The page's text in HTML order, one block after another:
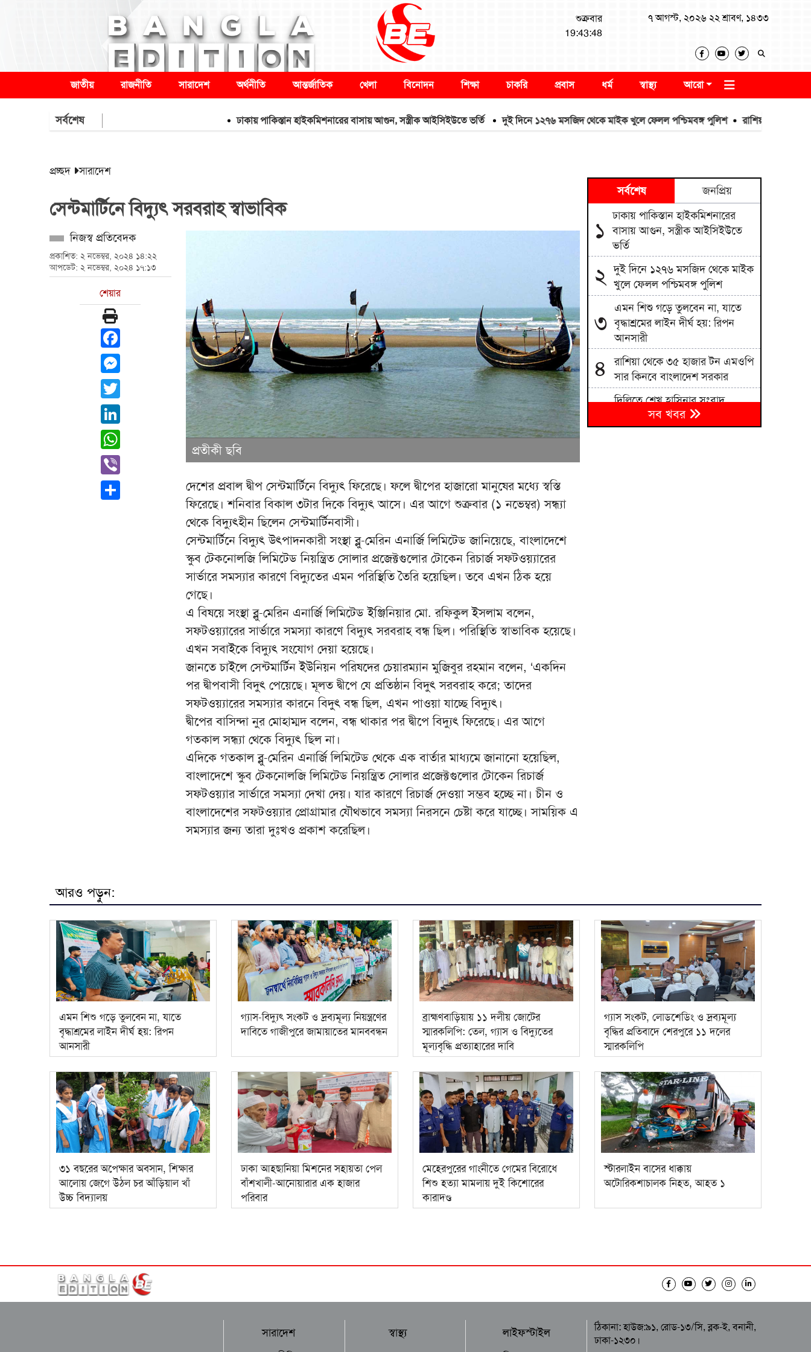
শুক্রবার
19:43:49
৭ আগস্ট, ২০২৬ ২২ শ্রাবণ, ১৪৩৩
জাতীয় রাজনীতি সারাদেশ অর্থনীতি আন্তর্জাতিক খেলা বিনোদন শিক্ষা চাকরি প্রবাস ধর্ম স্বাস্থ্য আরো
সর্বশেষ ঢাকায় পাকিস্তান হাইকমিশনারের বাসায় আগুন, সস্ত্রীক আইসিইউতে ভর্তি দুই দিনে ১২৭৬ মসজিদ থেকে মাইক খুলে ফেলল পশ্চিমবঙ্গ পুলিশ রাশিয়া থেকে ৩৫ হাজার
প্রচ্ছদ সারাদেশ
সেন্টমার্টিনে বিদ্যুৎ সরবরাহ স্বাভাবিক
নিজস্ব প্রতিবেদক
প্রকাশিত: ২ নভেম্বর, ২০২৪ ১৪:২২
আপডেট: ২ নভেম্বর, ২০২৪ ১৭:১৩
শেয়ার
Facebook
Messenger
Twitter
LinkedIn
WhatsApp
Viber
Share
প্রতীকী ছবি
দেশের প্রবাল দ্বীপ সেন্টমার্টিনে বিদ্যুৎ ফিরেছে। ফলে দ্বীপের হাজারো মানুষের মধ্যে স্বস্তি
ফিরেছে। শনিবার বিকাল ৩টার দিকে বিদ্যুৎ আসে। এর আগে শুক্রবার (১ নভেম্বর) সন্ধ্যা
থেকে বিদ্যুৎহীন ছিলেন সেন্টমার্টিনবাসী।
সেন্টমার্টিনে বিদ্যুৎ উৎপাদনকারী সংস্থা ব্লু-মেরিন এনার্জি লিমিটেড জানিয়েছে, বাংলাদেশে
স্কুব টেকনোলজি লিমিটেড নিয়ন্ত্রিত সোলার প্রজেক্টগুলোর টোকেন রিচার্জ সফটওয়্যারের
সার্ভারে সমস্যার কারণে বিদ্যুতের এমন পরিস্থিতি তৈরি হয়েছিল। তবে এখন ঠিক হয়ে
গেছে।
এ বিষয়ে সংস্থা ব্লু-মেরিন এনার্জি লিমিটেড ইঞ্জিনিয়ার মো. রফিকুল ইসলাম বলেন,
সফটওয়্যারের সার্ভারে সমস্যা কারণে বিদ্যুৎ সরবরাহ বন্ধ ছিল। পরিস্থিতি স্বাভাবিক হয়েছে।
এখন সবাইকে বিদ্যুৎ সংযোগ দেয়া হয়েছে।
জানতে চাইলে সেন্টমার্টিন ইউনিয়ন পরিষদের চেয়ারম্যান মুজিবুর রহমান বলেন, ‘একদিন
পর দ্বীপবাসী বিদুৎ পেয়েছে। মূলত দ্বীপে যে প্রতিষ্ঠান বিদুৎ সরবরাহ করে; তাদের
সফটওয়্যারের সমস্যার কারনে বিদুৎ বন্ধ ছিল, এখন পাওয়া যাচ্ছে বিদ্যুৎ।
দ্বীপের বাসিন্দা নুর মোহাম্মদ বলেন, বন্ধ থাকার পর দ্বীপে বিদ্যুৎ ফিরেছে। এর আগে
গতকাল সন্ধ্যা থেকে বিদ্যুৎ ছিল না।
এদিকে গতকাল ব্লু-মেরিন এনার্জি লিমিটেড থেকে এক বার্তার মাধ্যমে জানানো হয়েছিল,
বাংলাদেশে স্কুব টেকনোলজি লিমিটেড নিয়ন্ত্রিত সোলার প্রজেক্টগুলোর টোকেন রিচার্জ
সফটওয়্যার সার্ভারে সমস্যা দেখা দেয়। যার কারণে রিচার্জ দেওয়া সম্ভব হচ্ছে না। চীন ও
বাংলাদেশের সফটওয়্যার প্রোগ্রামার যৌথভাবে সমস্যা নিরসনে চেষ্টা করে যাচ্ছে। সাময়িক এ
সমস্যার জন্য তারা দুঃখও প্রকাশ করেছিল।
সর্বশেষ জনপ্রিয়
১
ঢাকায় পাকিস্তান হাইকমিশনারের
বাসায় আগুন, সস্ত্রীক আইসিইউতে
ভর্তি
২ দুই দিনে ১২৭৬ মসজিদ থেকে মাইক
খুলে ফেলল পশ্চিমবঙ্গ পুলিশ
৩
এমন শিশু গড়ে তুলবেন না, যাতে
বৃদ্ধাশ্রমের লাইন দীর্ঘ হয়: রিপন
আনসারী
৪
রাশিয়া থেকে ৩৫ হাজার টন এমওপি
সার কিনবে বাংলাদেশ সরকার
দিল্লিতে শেখ হাসিনার সংবাদ
সম্মেলন দেশের সার্বভৌমত্বের প্রতি
হুমকি: এনসিপি
সব খবর
আরও পড়ুন:
এমন শিশু গড়ে তুলবেন না, যাতে
বৃদ্ধাশ্রমের লাইন দীর্ঘ হয়: রিপন
আনসারী
গ্যাস-বিদ্যুৎ সংকট ও দ্রব্যমূল্য নিয়ন্ত্রণের
দাবিতে গাজীপুরে জামায়াতের মানববন্ধন
ব্রাহ্মণবাড়িয়ায় ১১ দলীয় জোটের
স্মারকলিপি: তেল, গ্যাস ও বিদ্যুতের
মূল্যবৃদ্ধি প্রত্যাহারের দাবি
গ্যাস সংকট, লোডশেডিং ও দ্রব্যমূল্য
বৃদ্ধির প্রতিবাদে শেরপুরে ১১ দলের
স্মারকলিপি
৩১ বছরের অপেক্ষার অবসান, শিক্ষার
আলোয় জেগে উঠল চর আঁড়িয়াল খাঁ
উচ্চ বিদ্যালয়
ঢাকা আহ্ছানিয়া মিশনের সহায়তা পেল
বাঁশখালী-আনোয়ারার এক হাজার
পরিবার
মেহেরপুরের গাংনীতে গেমের বিরোধে
শিশু হত্যা মামলায় দুই কিশোরের
কারাদণ্ড
স্টারলাইন বাসের ধাক্কায়
অটোরিকশাচালক নিহত, আহত ১
সারাদেশ
স্বাস্থ্য
লাইফস্টাইল
ঠিকানা: হাউজ:৯১, রোড-১৩/সি, ব্লক-ই, বনানী,
ঢাকা-১২৩০।